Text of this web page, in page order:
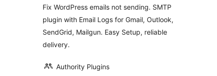
Fix WordPress emails not sending. SMTP
plugin with Email Logs for Gmail, Outlook,
SendGrid, Mailgun. Easy Setup, reliable
delivery.
Authority Plugins